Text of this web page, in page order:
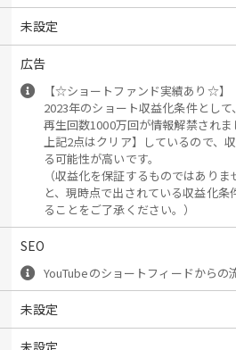
未設定
広告
【☆ショートファンド実績あり☆】
2023年のショート収益化条件とし
再生回数1000万回が情報解禁され
上記2点はクリア】しているので、
る可能性が高いです。
（収益化を保証するものではあり
と、現時点で出されている収益化
ることをご了承ください。）
SEO
YouTubeのショートフィードからの
未設定
未設定